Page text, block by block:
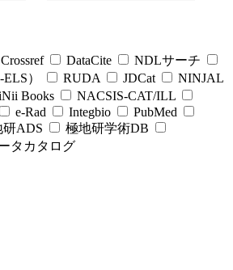
Crossref DataCite
NDLサーチ
）
RUDA JDCat
NINJAL
Books
NACSIS-CAT/ILL
e-Rad Integbio
PubMed
研ADS
極地研学術DB
タカタログ